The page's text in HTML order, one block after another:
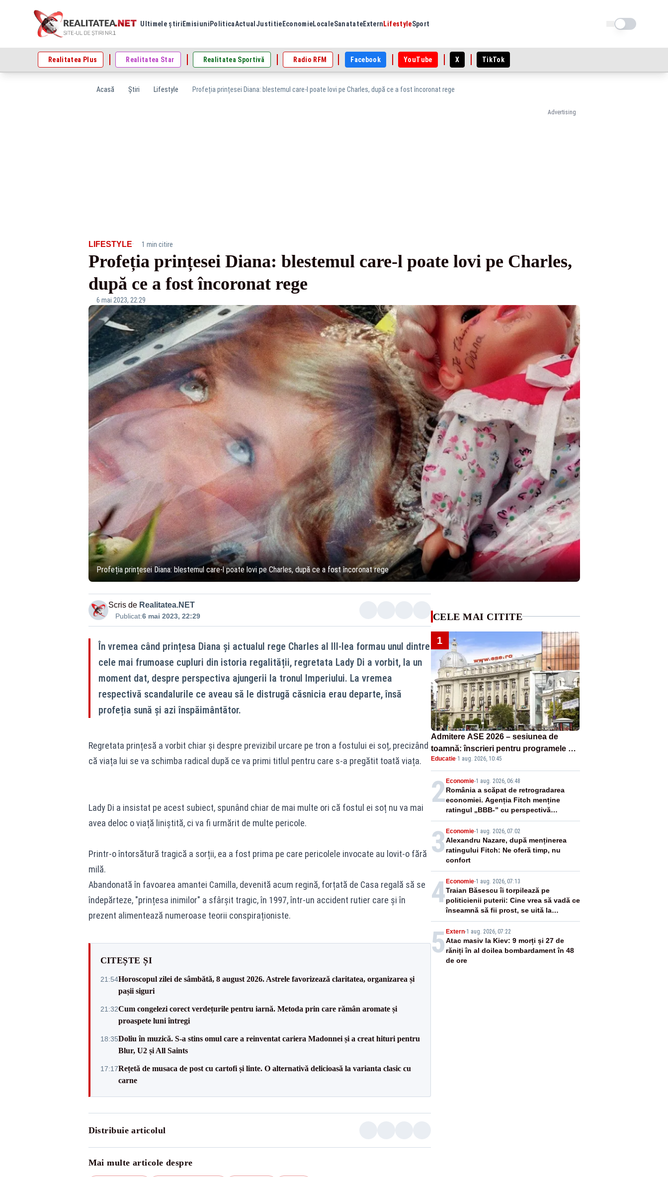
Ultimele știri Emisiuni PoliticaActual Justitie EconomieLocaleSanatateExtern LifestyleSport Schimba tema
Realitatea Plus Realitatea Star Realitatea Sportivă Radio RFM Facebook YouTube X TikTok
Acasă Știri Lifestyle Profeția prințesei Diana: blestemul care-l poate lovi pe Charles, după ce a fost încoronat rege
Advertising
LIFESTYLE· 1 min citire
Profeția prințesei Diana: blestemul care-l poate lovi pe Charles,
după ce a fost încoronat rege
6 mai 2023, 22:29
Profeția prințesei Diana: blestemul care-l poate lovi pe Charles, după ce a fost încoronat rege
Scris de Realitatea.NET
Publicat:6 mai 2023, 22:29
În vremea când prințesa Diana și actualul rege Charles al III-lea formau unul dintre
cele mai frumoase cupluri din istoria regalității, regretata Lady Di a vorbit, la un
moment dat, despre perspectiva ajungerii la tronul Imperiului. La vremea
respectivă scandalurile ce aveau să le distrugă căsnicia erau departe, însă
profeția sună și azi înspăimântător.
Regretata prințesă a vorbit chiar și despre previzibil urcare pe tron a fostului ei soț, precizând
că viața lui se va schimba radical după ce va primi titlul pentru care s-a pregătit toată viața.
Lady Di a insistat pe acest subiect, spunând chiar de mai multe ori că fostul ei soț nu va mai
avea deloc o viață liniștită, ci va fi urmărit de multe pericole.
Printr-o întorsătură tragică a sorții, ea a fost prima pe care pericolele invocate au lovit-o fără
milă.
Abandonată în favoarea amantei Camilla, devenită acum regină, forțată de Casa regală să se
îndepărteze, "prințesa inimilor" a sfârșit tragic, în 1997, într-un accident rutier care și în
prezent alimentează numeroase teorii conspiraționiste.
CITEȘTE ȘI
21:54Horoscopul zilei de sâmbătă, 8 august 2026. Astrele favorizează claritatea, organizarea și
pașii siguri
21:32Cum congelezi corect verdețurile pentru iarnă. Metoda prin care rămân aromate și
proaspete luni întregi
18:35Doliu în muzică. S-a stins omul care a reinventat cariera Madonnei și a creat hituri pentru
Blur, U2 și All Saints
17:17Rețetă de musaca de post cu cartofi și linte. O alternativă delicioasă la varianta clasic cu
carne
Distribuie articolul
Mai multe articole despre
CELE MAI CITITE
1
Admitere ASE 2026 – sesiunea de
toamnă: înscrieri pentru programele de
licență, masterat și doctorat
Educatie·1 aug. 2026, 10:45
2Economie-1 aug. 2026, 06:48
România a scăpat de retrogradarea
economiei. Agenția Fitch menține
ratingul „BBB-” cu perspectivă
negativă
3 Economie-1 aug. 2026, 07:02
Alexandru Nazare, după menținerea
ratingului Fitch: Ne oferă timp, nu
confort
4Economie-1 aug. 2026, 07:13
Traian Băsescu îi torpilează pe
politicienii puterii: Cine vrea să vadă ce
înseamnă să fii prost, se uită la
România
5 Extern-1 aug. 2026, 07:22
Atac masiv la Kiev: 9 morți și 27 de
răniți în al doilea bombardament în 48
de ore